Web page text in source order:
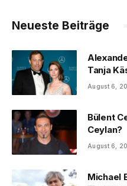
Neueste Beiträge
Tanja
August 6,
Bülent
Ceylan?
August 6,
Michael